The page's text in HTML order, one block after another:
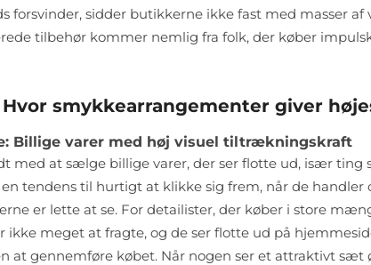
forsvinder, sidder butikkerne ikke fast med masser af
tilbehør kommer nemlig fra folk, der køber
smykkearrangementer giver
Billige varer med høj visuel tiltrækningskraft
med at sælge billige varer, der ser flotte ud, især ting
tendens til hurtigt at klikke sig frem, når de handler
er lette at se. For detailister, der køber i store
ikke meget at fragte, og de ser flotte ud på
at gennemføre købet. Når nogen ser et attraktivt sæt